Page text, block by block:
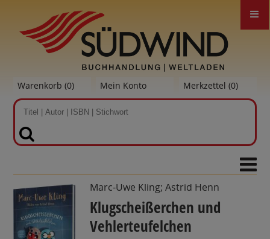
Warenkorb (0) Mein Konto Merkzettel (0)
Marc-Uwe Kling; Astrid Henn
Klugscheißerchen und
Vehlerteufelchen